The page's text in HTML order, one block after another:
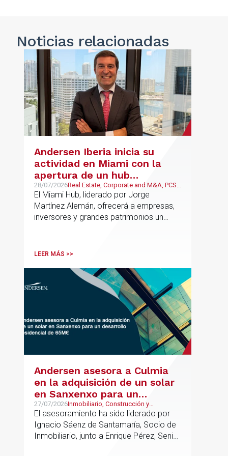
Noticiasrelacionadas
Andersen Iberia inicia su
actividad en Miami con la
apertura de un hub
estratégico para reforzar el
asesoramiento fiscal, legal y
patrimonial conectando
Europa y Latinoamérica
28/07/2026Real Estate, Corporate and M&A, PCS,
Wealth Management & Family
Business
El Miami Hub, liderado por Jorge
Martínez Alemán, ofrecerá a empresas,
inversores y grandes patrimonios un
Latinoamérica y otros mercados
LEER MÁS >>
Andersen asesora a Culmia
en la adquisición de un solar
en Sanxenxo para un
desarrollo residencial de
65M€
27/07/2026Inmobiliario, Construcción y
Urbanismo
El asesoramiento ha sido liderado por
Ignacio Sáenz de Santamaría, Socio de
Inmobiliario, junto a Enrique Pérez, Senior